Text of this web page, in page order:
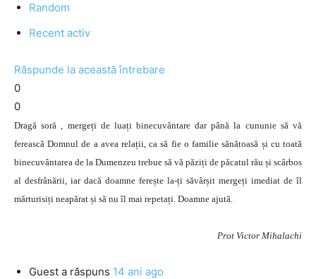
Random
Recent activ
Răspunde la această întrebare
0
0
Dragă soră , mergeți de luați binecuvântare dar până la cununie să vă
ferească Domnul de a avea relații, ca să fie o familie sănătoasă și cu toată
binecuvântarea de la Dumenzeu trebue să vă păziți de păcatul rău și scârbos
al desfrânării, iar dacă doamne ferește la-ți săvârșit mergeți imediat de îl
mărturisiți neapărat și să nu îl mai repetați. Doamne ajută.
Prot Victor Mihalachi
Guest a răspuns 14 ani ago